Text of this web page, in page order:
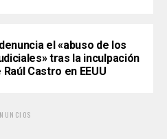
el «abuso de los
tras la inculpación
Raúl Castro en EEUU